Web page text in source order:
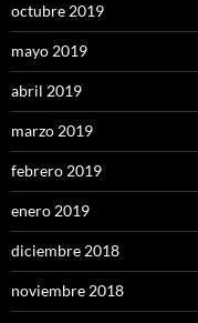
octubre 2019
mayo 2019
abril 2019
marzo 2019
febrero 2019
enero 2019
diciembre 2018
noviembre 2018